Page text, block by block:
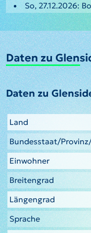
So, 27.12.2026:
Daten zu
Daten zu
Land
Bundesstaat/
Einwohner
Breitengrad
Längengrad
Sprache